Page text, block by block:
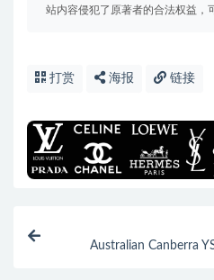
站内容侵犯了原著者的合法权益，
打赏 海报 链接
Australian Canberra